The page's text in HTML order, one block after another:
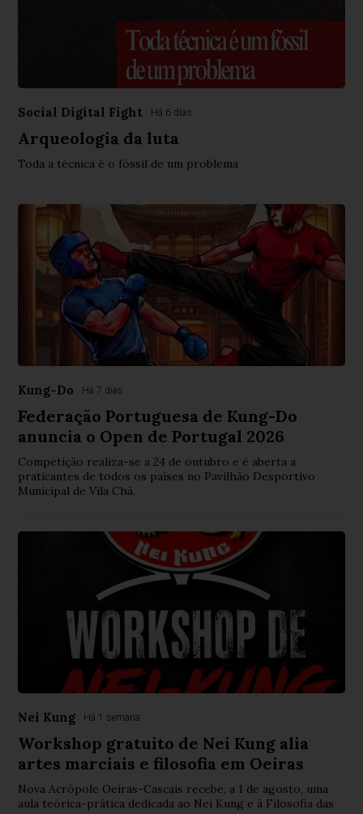
Social Digital Fight Há 6 dias
Arqueologia da luta
Toda a técnica é o fóssil de um problema
Kung-Do Há 7 dias
Federação Portuguesa de Kung-Do
anuncia o Open de Portugal 2026
Competição realiza-se a 24 de outubro e é aberta a
praticantes de todos os países no Pavilhão Desportivo
Municipal de Vila Chã.
Nei Kung Há 1 semana
Workshop gratuito de Nei Kung alia
artes marciais e filosofia em Oeiras
Nova Acrópole Oeiras-Cascais recebe, a 1 de agosto, uma
aula teórica-prática dedicada ao Nei Kung e à Filosofia das